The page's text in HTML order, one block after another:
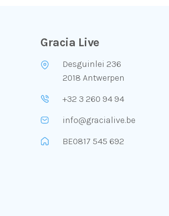
Gracia Live
Desguinlei 236
2018 Antwerpen
+32 3 260 94 94
info@gracialive.be
BE0817 545 692